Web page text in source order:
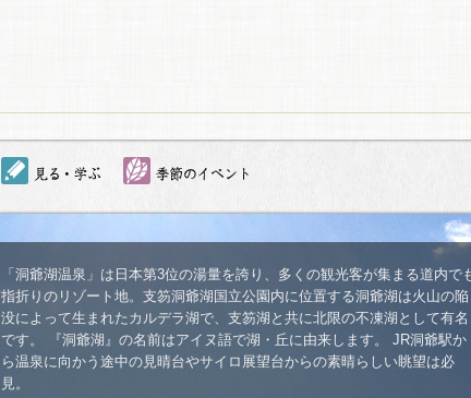
「洞爺湖温泉」は日本第3位の湯量を誇り、多くの観光客が集まる道内で
指折りのリゾート地。支笏洞爺湖国立公園内に位置する洞爺湖は火山の陥
没によって生まれたカルデラ湖で、支笏湖と共に北限の不凍湖として有名
です。 『洞爺湖』の名前はアイヌ語で湖・丘に由来します。 JR洞爺駅か
ら温泉に向かう途中の見晴台やサイロ展望台からの素晴らしい眺望は必
見。